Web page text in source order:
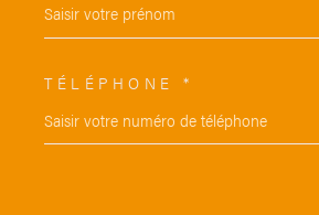
TÉLÉPHONE *